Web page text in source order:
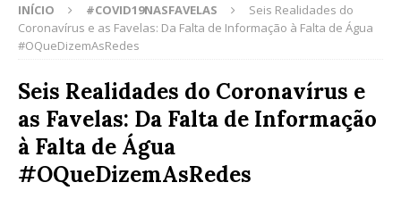
INÍCIO #COVID19NASFAVELAS
Seis Realidades do
Coronavírus e as Favelas: Da Falta de Informação à Falta de Água
#OQueDizemAsRedes
Seis Realidades do Coronavírus e
as Favelas: Da Falta de Informação
à Falta de Água
#OQueDizemAsRedes